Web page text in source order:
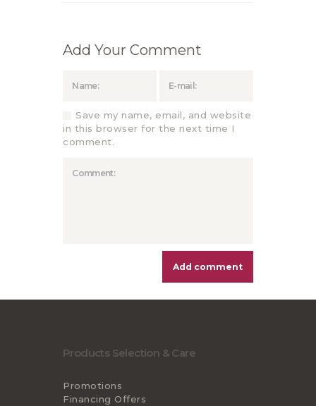
Add Your Comment
Save my name, email, and website
in this browser for the next time I
comment.
Products Selection & Care
Promotions
Financing Offers